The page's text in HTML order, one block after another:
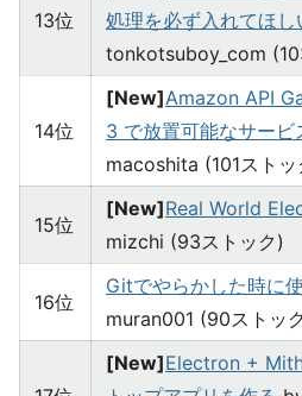
13位
処理を必ず入れてほし
tonkotsuboy_com
14位
[New]Amazon API
3 で放置可能なサービ
macoshita (101ストッ
15位
[New]Real World
mizchi (93ストック)
16位
Gitでやらかした時に
muran001 (90ストッ
[New]Electron +